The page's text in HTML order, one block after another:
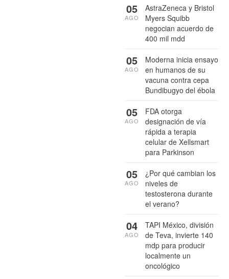
AstraZeneca y Bristol
Myers Squibb
negocian acuerdo de
400 mil mdd
05
AGO
Moderna inicia ensayo
en humanos de su
vacuna contra cepa
Bundibugyo del ébola
05
AGO
FDA otorga
designación de vía
rápida a terapia
celular de Xellsmart
para Parkinson
05
AGO
¿Por qué cambian los
niveles de
testosterona durante
el verano?
05
AGO
TAPI México, división
de Teva, invierte 140
mdp para producir
localmente un
oncológico
04
AGO